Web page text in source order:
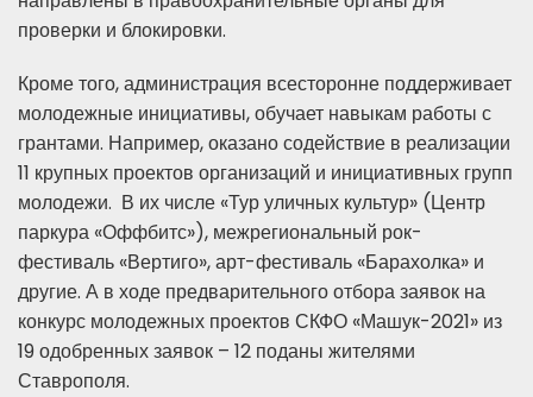
проверки и блокировки.
Кроме того, администрация всесторонне поддерживает
молодежные инициативы, обучает навыкам работы с
грантами. Например, оказано содействие в реализации
11 крупных проектов организаций и инициативных групп
молодежи. В их числе «Тур уличных культур» (Центр
паркура «Оффбитс»), межрегиональный рок-
фестиваль «Вертиго», арт-фестиваль «Барахолка» и
другие. А в ходе предварительного отбора заявок на
конкурс молодежных проектов СКФО «Машук-2021» из
19 одобренных заявок – 12 поданы жителями
Ставрополя.